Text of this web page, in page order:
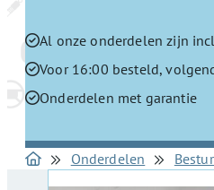
Al onze onderdelen zijn
Voor 16:00 besteld,
Onderdelen met garantie
Onderdelen